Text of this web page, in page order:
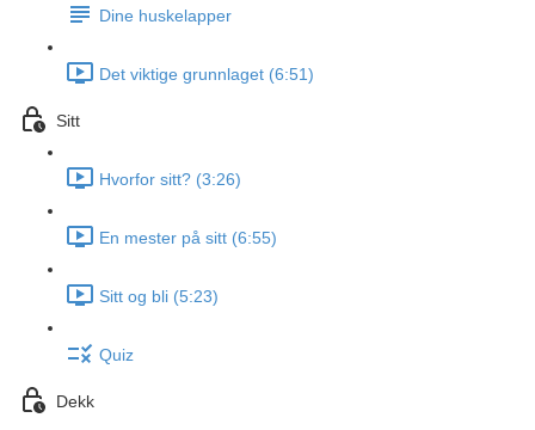
Dine huskelapper
Det viktige grunnlaget (6:51)
Sitt
Hvorfor sitt? (3:26)
En mester på sitt (6:55)
Sitt og bli (5:23)
Quiz
Dekk